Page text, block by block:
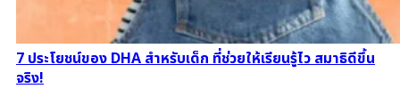
7 ประโยชน์ของ DHA สำหรับเด็ก ที่ช่วยให้เรียนรู้ไว สมาธิดีขึ้น
จริง!